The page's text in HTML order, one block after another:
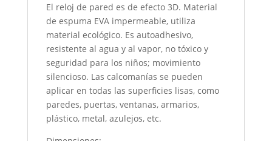
El reloj de pared es de efecto 3D. Material
de espuma EVA impermeable, utiliza
material ecológico. Es autoadhesivo,
resistente al agua y al vapor, no tóxico y
seguridad para los niños; movimiento
silencioso. Las calcomanías se pueden
aplicar en todas las superficies lisas, como
paredes, puertas, ventanas, armarios,
plástico, metal, azulejos, etc.